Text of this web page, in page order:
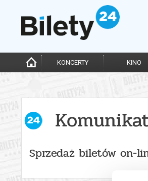
KONCERTY KINO
Sprzedaż biletów on-